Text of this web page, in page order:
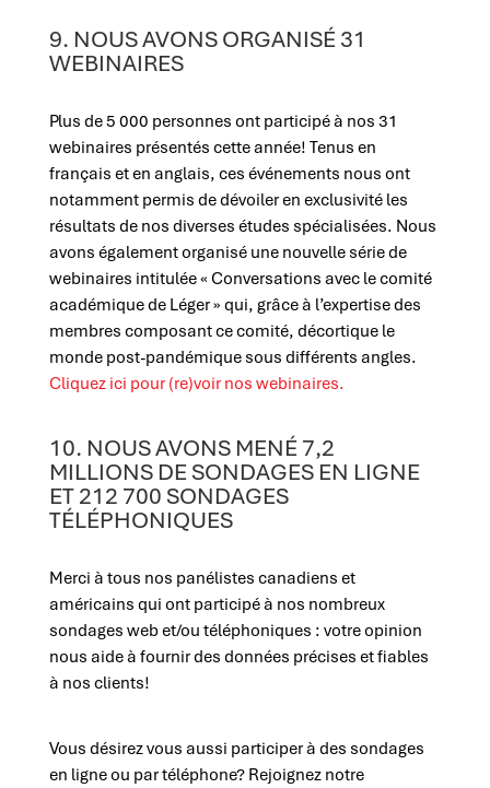
9. NOUS AVONS ORGANISÉ 31
WEBINAIRES
Plus de 5 000 personnes ont participé à nos 31
webinaires présentés cette année! Tenus en
français et en anglais, ces événements nous ont
notamment permis de dévoiler en exclusivité les
résultats de nos diverses études spécialisées. Nous
avons également organisé une nouvelle série de
webinaires intitulée « Conversations avec le comité
académique de Léger » qui, grâce à l’expertise des
membres composant ce comité, décortique le
monde post-pandémique sous différents angles.
Cliquez ici pour (re)voir nos webinaires.
10. NOUS AVONS MENÉ 7,2
MILLIONS DE SONDAGES EN LIGNE
ET 212 700 SONDAGES
TÉLÉPHONIQUES
Merci à tous nos panélistes canadiens et
américains qui ont participé à nos nombreux
sondages web et/ou téléphoniques : votre opinion
nous aide à fournir des données précises et fiables
à nos clients!
Vous désirez vous aussi participer à des sondages
en ligne ou par téléphone? Rejoignez notre